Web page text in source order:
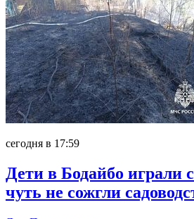
сегодня в 17:59
Дети в Бодайбо играли
чуть не сожгли